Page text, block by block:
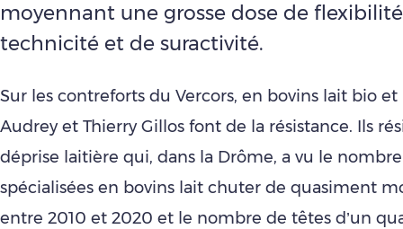
moyennant une grosse dose de
technicité et de suractivité.
Sur les contreforts du Vercors, en bovins lait bio
Audrey et Thierry Gillos font de la résistance. Ils
déprise laitière qui, dans la Drôme, a vu le
spécialisées en bovins lait chuter de quasiment
entre 2010 et 2020 et le nombre de têtes d’un